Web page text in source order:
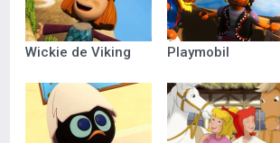
Wickie de Viking Playmobil